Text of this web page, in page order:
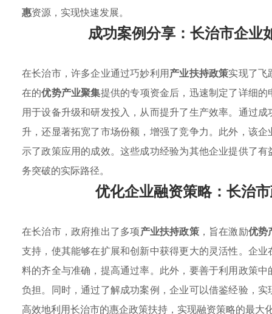
惠资源，实现快速发展。
成功案例分享：长治市企业
在长治市，许多企业通过巧妙利用产业扶持政策实现了飞
在的优势产业聚集提供的专项资金后，迅速制定了详细
用于设备升级和研发投入，从而提升了生产效率。通过
升，还显著拓宽了市场份额，增强了竞争力。此外，该
示了政策应用的成效。这些成功经验为其他企业提供了
务突破的实际路径。
优化企业融资策略：长治
在长治市，政府推出了多项产业扶持政策，旨在激励优势
支持，使其能够在扩展和创新中获得更大的灵活性。企
料的齐全与准确，提高通过率。此外，要善于利用政策
负担。同时，通过了解成功案例，企业可以借鉴经验，
高效地利用长治市的惠企政策扶持，实现融资策略的最大